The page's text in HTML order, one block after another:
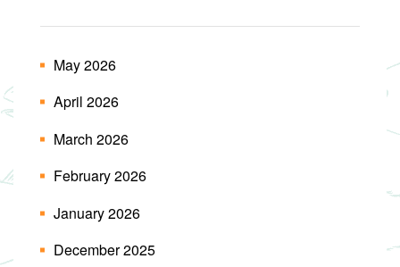
May 2026
April 2026
March 2026
February 2026
January 2026
December 2025